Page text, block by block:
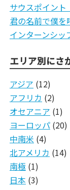
サウスポイント
君の名前で僕を
インターンシッ
エリア別にさ
アジア (12)
アフリカ (2)
オセアニア (1)
ヨーロッパ(20)
中南米 (4)
北アメリカ (14)
南極 (1)
日本 (3)